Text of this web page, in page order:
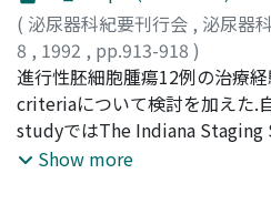
( 泌尿器科紀要刊行会 , 泌尿器
8 , 1992 , pp.913-918 )
中村, 英二郎;金子, 嘉志;武縄,
Nakamura, Eijiro;Kaneko,
Sasaki, Miharu
進行性胚細胞腫瘍12例の治療
criteriaについて検討を加えた.
studyではThe Indiana Staging
より正確な予後の予測には第12
Show more